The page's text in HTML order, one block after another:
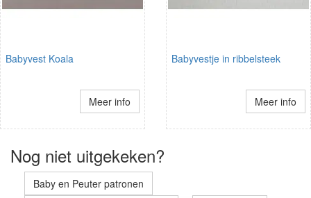
Babyvest Koala
Meer info
Babyvestje in ribbelsteek
Meer info
Nog niet uitgekeken?
Baby en Peuter patronen